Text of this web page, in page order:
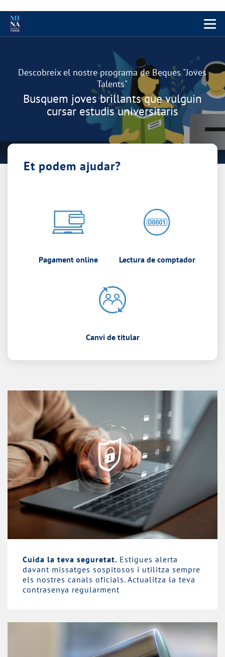
Menu
Descobreix el nostre programa de Beques "Joves
Talents"
Busquem joves brillants que vulguin
cursar estudis universitaris
Et podem ajudar?
Pagament online Lectura de comptador
Canvi de titular
Cuida la teva seguretat. Estigues alerta
davant missatges sospitosos i utilitza sempre
els nostres canals oficials. Actualitza la teva
contrasenya regularment